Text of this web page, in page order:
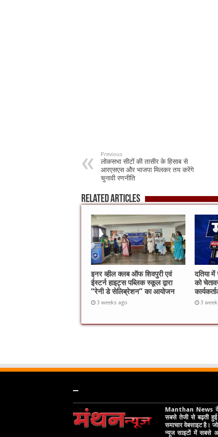
Previous
लोकसभा सीटों की तासीर के हिसाब से
आरएसएस और भाजपा मिलकर तय करेंगे
चुनावी रणनीति
Related Articles
इनर व्हील क्लब ऑफ शिवपुरी एवं
ईस्टर्न हाइट्स पब्लिक स्कूल द्वारा
“रेनी डे सेलिब्रेशन” का आयोजन
3 weeks ago
दतिया में
को
3
–
Manthan News
सबसे तेजी से बढ़ती हुई
समाचार वेबसाइट है। जो
न्यूज साइटों में सबसे